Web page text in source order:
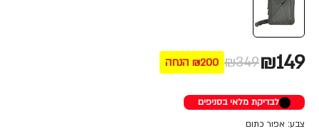
₪149
₪349 ₪200 הנחה
לבדיקת מלאי בסניפים
צבע: אפור כתום